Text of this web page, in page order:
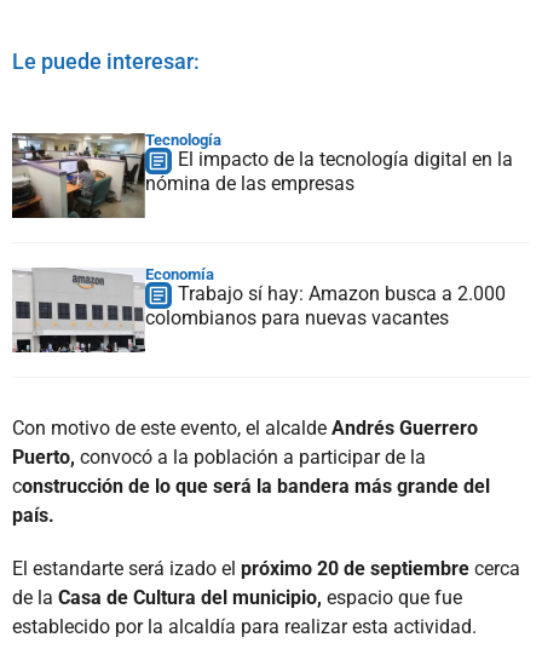
Le puede interesar:
Tecnología
El impacto de la tecnología digital en la
nómina de las empresas
Economía
Trabajo sí hay: Amazon busca a 2.000
colombianos para nuevas vacantes
Con motivo de este evento, el alcalde Andrés Guerrero
Puerto, convocó a la población a participar de la
construcción de lo que será la bandera más grande del
país.
El estandarte será izado el próximo 20 de septiembre cerca
de la Casa de Cultura del municipio, espacio que fue
establecido por la alcaldía para realizar esta actividad.